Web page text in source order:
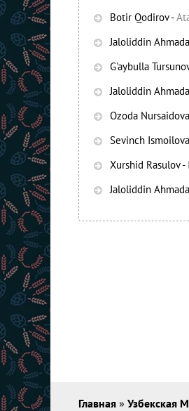
Botir Qodirov-
Jaloliddin
G'aybulla
Jaloliddin
Ozoda Nursaidova
Sevinch Ismoilova
Xurshid Rasulov-
Jaloliddin
Главная » Узбекская